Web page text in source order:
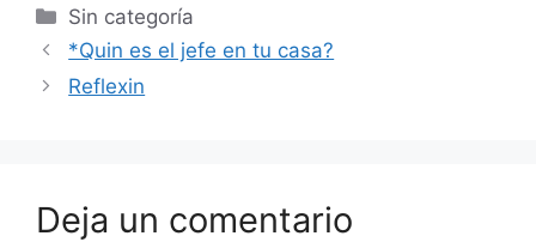
Sin categoría
*Quin es el jefe en tu casa?
Reflexin
Deja un comentario